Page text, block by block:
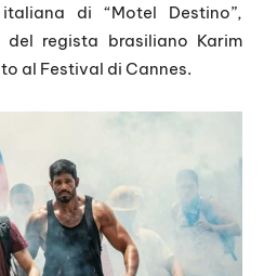
di “Motel Destino”,
del regista brasiliano Karim
al Festival di Cannes.